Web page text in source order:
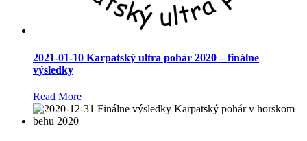
2021-01-10 Karpatský ultra pohár 2020 – finálne
výsledky
Read More